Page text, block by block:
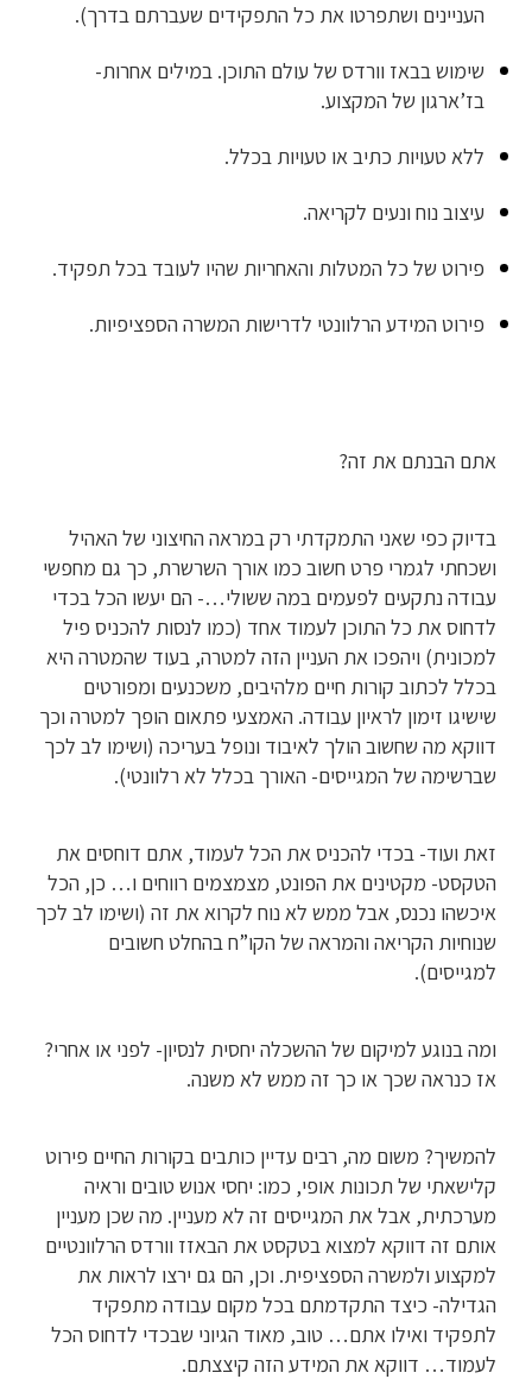
העניינים ושתפרטו את כל התפקידים שעברתם בדרך).
שימוש בבאז וורדס של עולם התוכן. במילים אחרות-
בז’ארגון של המקצוע.
ללא טעויות כתיב או טעויות בכלל.
עיצוב נוח ונעים לקריאה.
פירוט של כל המטלות והאחריות שהיו לעובד בכל תפקיד.
פירוט המידע הרלוונטי לדרישות המשרה הספציפיות.
אתם הבנתם את זה?
בדיוק כפי שאני התמקדתי רק במראה החיצוני של האהיל
ושכחתי לגמרי פרט חשוב כמו אורך השרשרת, כך גם מחפשי
עבודה נתקעים לפעמים במה ששולי…- הם יעשו הכל בכדי
לדחוס את כל התוכן לעמוד אחד (כמו לנסות להכניס פיל
למכונית) ויהפכו את העניין הזה למטרה, בעוד שהמטרה היא
בכלל לכתוב קורות חיים מלהיבים, משכנעים ומפורטים
שישיגו זימון לראיון עבודה. האמצעי פתאום הופך למטרה וכך
דווקא מה שחשוב הולך לאיבוד ונופל בעריכה (ושימו לב לכך
שברשימה של המגייסים- האורך בכלל לא רלוונטי).
זאת ועוד- בכדי להכניס את הכל לעמוד, אתם דוחסים את
הטקסט- מקטינים את הפונט, מצמצמים רווחים ו… כן, הכל
איכשהו נכנס, אבל ממש לא נוח לקרוא את זה (ושימו לב לכך
שנוחיות הקריאה והמראה של הקו”ח בהחלט חשובים
למגייסים).
ומה בנוגע למיקום של ההשכלה יחסית לנסיון- לפני או אחרי?
אז כנראה שכך או כך זה ממש לא משנה.
להמשיך? משום מה, רבים עדיין כותבים בקורות החיים פירוט
קלישאתי של תכונות אופי, כמו: יחסי אנוש טובים וראיה
מערכתית, אבל את המגייסים זה לא מעניין. מה שכן מעניין
אותם זה דווקא למצוא בטקסט את הבאזז וורדס הרלוונטיים
למקצוע ולמשרה הספציפית. וכן, הם גם ירצו לראות את
הגדילה- כיצד התקדמתם בכל מקום עבודה מתפקיד
לתפקיד ואילו אתם… טוב, מאוד הגיוני שבכדי לדחוס הכל
לעמוד… דווקא את המידע הזה קיצצתם.